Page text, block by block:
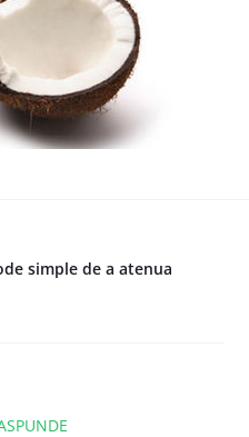
simple de a atenua